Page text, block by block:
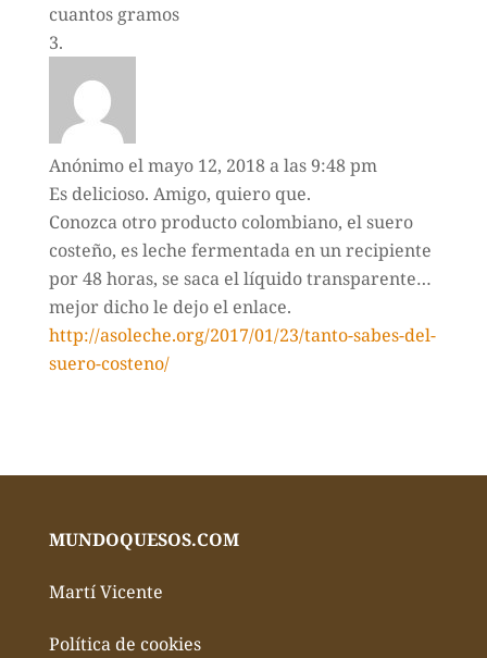
cuantos gramos
Anónimo el mayo 12, 2018 a las 9:48 pm
Es delicioso. Amigo, quiero que.
Conozca otro producto colombiano, el suero
costeño, es leche fermentada en un recipiente
por 48 horas, se saca el líquido transparente…
mejor dicho le dejo el enlace.
http://asoleche.org/2017/01/23/tanto-sabes-del-
suero-costeno/
MUNDOQUESOS.COM
Martí Vicente
Política de cookies